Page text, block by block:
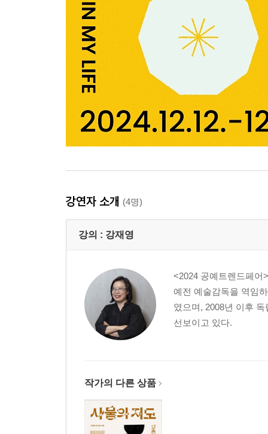
강연자 소개 (4명)
강의 : 강재영
<2024 공예트렌드페어
예전 예술감독을 역임
였으며, 2008년 이후
선보이고 있다.
작가의 다른 상품